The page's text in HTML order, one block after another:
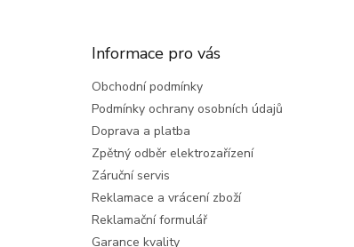
Informace pro vás
Obchodní podmínky
Podmínky ochrany osobních údajů
Doprava a platba
Zpětný odběr elektrozařízení
Záruční servis
Reklamace a vrácení zboží
Reklamační formulář
Garance kvality